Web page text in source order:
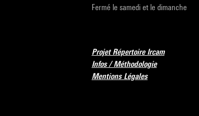
Fermé le samedi et le dimanche
Projet Répertoire Ircam
Infos / Méthodologie
Mentions Légales